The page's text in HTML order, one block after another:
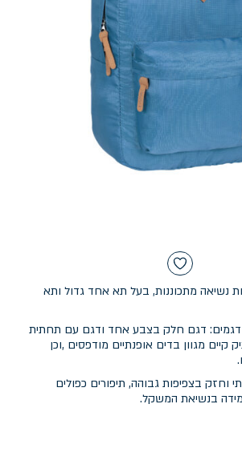
נשיאה מתכוננות, בעל תא אחד גדול ותא
דגמים: דגם חלק בצבע אחד ודגם עם תחתית
קיים מגוון בדים אופנתיים מודפסים ,וכן
וחזק בצפיפות גבוהה, תיפורים כפולים
בנשיאת המשקל.